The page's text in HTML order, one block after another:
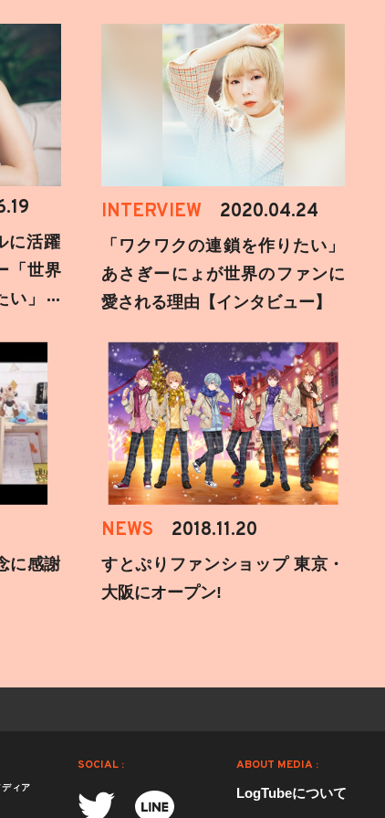
に活躍
「世界
い」新
INTERVIEW 2020.04.24
「ワクワクの連鎖を作りたい」
あさぎーにょが世界のファンに
愛される理由【インタビュー】
に感謝
NEWS 2018.11.20
すとぷりファンショップ 東京・
大阪にオープン!
ィア
SOCIAL : ABOUT MEDIA :
LogTubeについて